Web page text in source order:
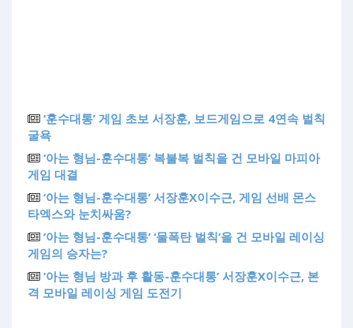
‘훈수대통’ 게임 초보 서장훈, 보드게임으로 4연속 벌칙
굴욕
‘아는 형님-훈수대통’ 복불복 벌칙을 건 모바일 마피아
게임 대결
‘아는 형님-훈수대통’ 서장훈X이수근, 게임 선배 몬스
타엑스와 눈치싸움?
‘아는 형님-훈수대통’ ‘물폭탄 벌칙’을 건 모바일 레이싱
게임의 승자는?
‘아는 형님 방과 후 활동-훈수대통’ 서장훈X이수근, 본
격 모바일 레이싱 게임 도전기